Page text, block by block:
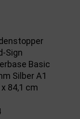
Sign
Basic
Silber A1
x 84,1 cm